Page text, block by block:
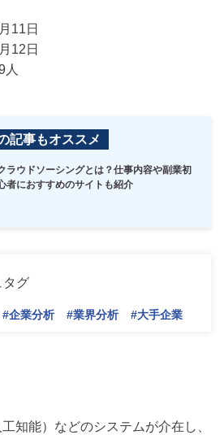
11日
12日
人
記事もオススメ
ラウドソーシングとは？仕事内容や副業初
者におすすめのサイトも紹介
タグ
#企業分析 #業界分析 #大手企業
知能）などのシステムが介在し、